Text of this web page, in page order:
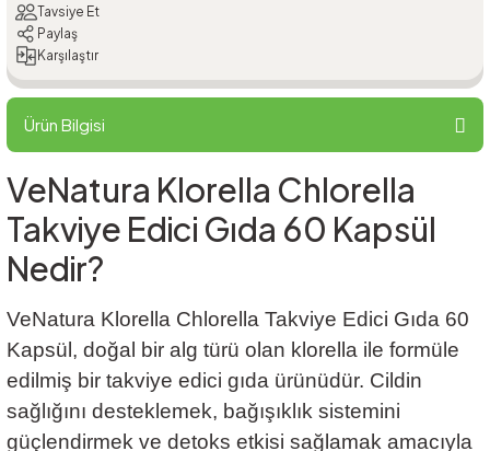
Tavsiye Et
Paylaş
Karşılaştır
Ürün Bilgisi
VeNatura Klorella Chlorella
Takviye Edici Gıda 60 Kapsül
Nedir?
VeNatura Klorella Chlorella Takviye Edici Gıda 60
Kapsül, doğal bir alg türü olan klorella ile formüle
edilmiş bir takviye edici gıda ürünüdür. Cildin
sağlığını desteklemek, bağışıklık sistemini
güçlendirmek ve detoks etkisi sağlamak amacıyla